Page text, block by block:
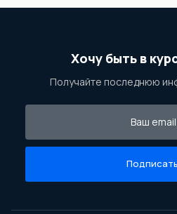
Хочу быть в
Получайте последнюю